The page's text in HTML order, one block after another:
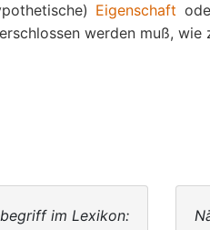
Eigenschaft
erschlossen werden muß, wie
im Lexikon: